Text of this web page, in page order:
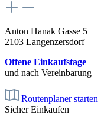
Anton Hanak Gasse 5
2103 Langenzersdorf
Offene Einkaufstage
und nach Vereinbarung
Routenplaner starten
Sicher Einkaufen